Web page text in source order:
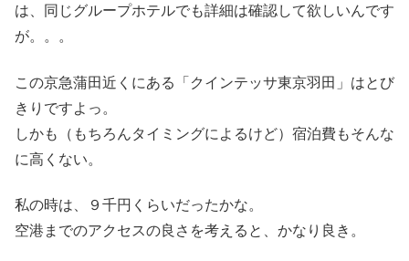
は、同じグループホテルでも詳細は確認して欲しいんです
が。。。
この京急蒲田近くにある「クインテッサ東京羽田」はとび
きりですよっ。
しかも（もちろんタイミングによるけど）宿泊費もそんな
に高くない。
私の時は、９千円くらいだったかな。
空港までのアクセスの良さを考えると、かなり良き。